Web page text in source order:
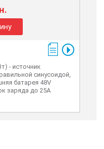
- источник
синусоидой,
батарея 48V
заряда до 25А